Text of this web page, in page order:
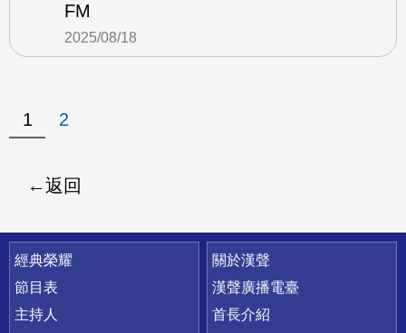
FM
2025/08/18
1 2
返回
快速連結
經典榮耀
節目表
主持人
關於漢聲
漢聲廣播電臺
首長介紹